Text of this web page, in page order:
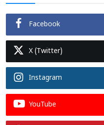
Facebook
X (Twitter)
Instagram
YouTube